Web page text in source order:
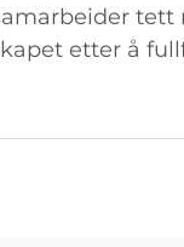
etter å